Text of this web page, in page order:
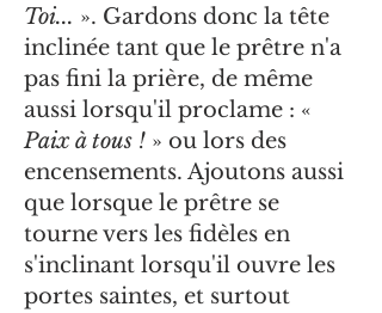
Toi... ». Gardons donc la tête
inclinée tant que le prêtre n'a
pas fini la prière, de même
aussi lorsqu'il proclame : «
Paix à tous ! » ou lors des
encensements. Ajoutons aussi
que lorsque le prêtre se
tourne vers les fidèles en
s'inclinant lorsqu'il ouvre les
portes saintes, et surtout